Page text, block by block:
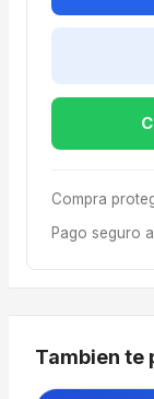
Compra
Pago seguro
Tambien te